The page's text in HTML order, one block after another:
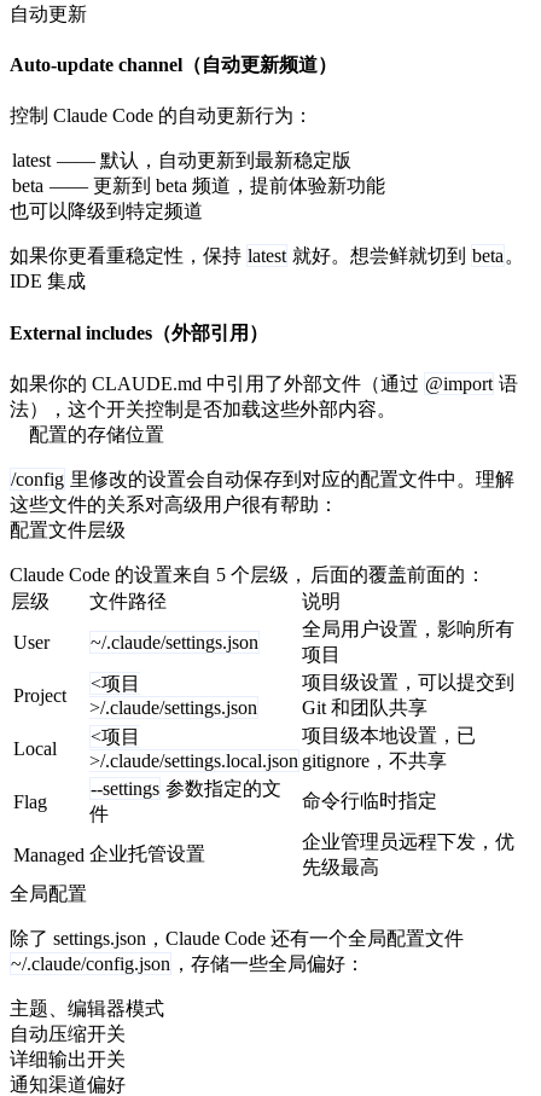
自动更新
Auto-update channel（自动更新频道）
控制 Claude Code 的自动更新行为：
latest —— 默认，自动更新到最新稳定版
beta —— 更新到 beta 频道，提前体验新功能
也可以降级到特定频道
如果你更看重稳定性，保持 latest 就好。想尝鲜就切到 beta。
IDE 集成
External includes（外部引用）
如果你的 CLAUDE.md 中引用了外部文件（通过 @import 语
法），这个开关控制是否加载这些外部内容。
配置的存储位置
/config 里修改的设置会自动保存到对应的配置文件中。理解
这些文件的关系对高级用户很有帮助：
配置文件层级
Claude Code 的设置来自 5 个层级， 后面的覆盖前面的 ：
层级
文件路径
说明
User
~/.claude/settings.json
全局用户设置，影响所有
项目
Project
<项目
>/.claude/settings.json
项目级设置，可以提交到
Git 和团队共享
Local
<项目
>/.claude/settings.local.json
项目级本地设置，已
gitignore，不共享
Flag
--settings 参数指定的文
件
命令行临时指定
Managed 企业托管设置
企业管理员远程下发，优
先级最高
全局配置
除了 settings.json，Claude Code 还有一个全局配置文件
~/.claude/config.json ，存储一些全局偏好：
主题、编辑器模式
自动压缩开关
详细输出开关
通知渠道偏好